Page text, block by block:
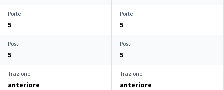
Porte
5
Porte
5
Posti
5
Posti
5
Trazione
anteriore
Trazione
anteriore